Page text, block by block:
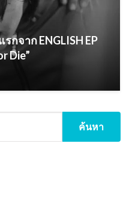
กจาก ENGLISH EP
Die”